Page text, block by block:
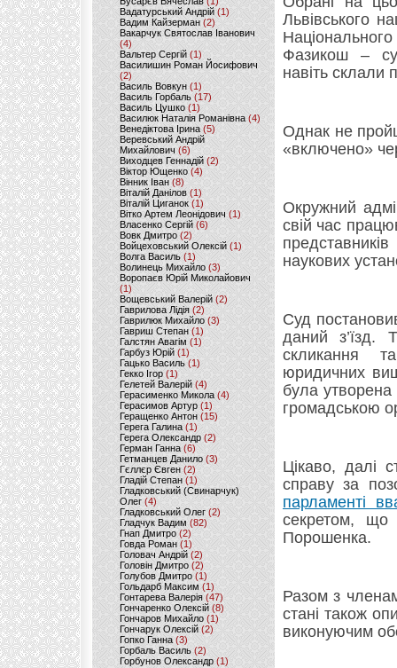
Вадатурський Андрій (1)
Вадим Кайзерман (2)
Вакарчук Святослав Іванович
(4)
Вальтер Сергій (1)
Василишин Роман Йосифович
(2)
Василь Вовкун (1)
Василь Горбаль (17)
Василь Цушко (1)
Василюк Наталія Романівна (4)
Венедіктова Ірина(5)
Веревський Андрій
Михайлович (6)
Виходцев Геннадій (2)
Віктор Ющенко (4)
Вінник Іван (8)
Віталій Данілов (1)
Віталій Циганок (1)
Вітко Артем Леонідович(1)
Власенко Сергій (6)
Вовк Дмитро(2)
Войцеховський Олексій(1)
Волга Василь (1)
Волинець Михайло (3)
Воропаєв Юрій Миколайович
(1)
Вощевський Валерій(2)
Гаврилова Лідія (2)
Гаврилюк Михайло (3)
Гавриш Степан (1)
Галстян Авагім (1)
Гарбуз Юрій (1)
Гацько Василь (1)
Гекко Ігор(1)
Гелетей Валерій (4)
Герасименко Микола (4)
Герасимов Артур (1)
Геращенко Антон(15)
Герега Галина (1)
Герега Олександр (2)
Герман Ганна (6)
Гетманцев Данило (3)
Гєллєр Євген (2)
Гладій Степан(1)
Гладковський (Свинарчук)
Олег (4)
Гладковський Олег (2)
Гладчук Вадим (82)
Гнап Дмитро (2)
Говда Роман(1)
Головач Андрій (2)
Головін Дмитро (2)
Голубов Дмитро (1)
Гольдарб Максим(1)
Гонтарева Валерія (47)
Гончаренко Олексій(8)
Гончаров Михайло (1)
Гончарук Олексій (2)
Гопко Ганна (3)
Горбаль Василь (2)
Горбунов Олександр (1)
Львівського
Фазикош –
навіть склали
Однак не
«включено»
Окружний
свій час
наукових
Суд
даний з’їзд.
скликання
юридичних
була утворена
громадською
Цікаво, далі
справу за
парламенті
секретом, що
Порошенка.
Разом з
стані також
виконуючим